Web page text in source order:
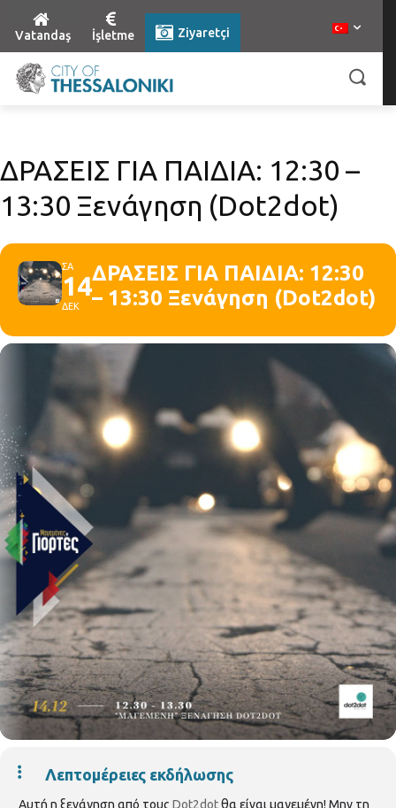
Vatandaş İşletme Ziyaretçi
ΔΡΑΣΕΙΣ ΓΙΑ ΠΑΙΔΙΑ: 12:30 –
13:30 Ξενάγηση (Dot2dot)
ΣΑ
14
ΔΕΚ
ΔΡΑΣΕΙΣ ΓΙΑ ΠΑΙΔΙΑ: 12:30
– 13:30 Ξενάγηση (Dot2dot)
Λεπτομέρειες εκδήλωσης
Αυτή η ξενάγηση από τους Dot2dotθα είναι μαγεμένη! Μην τη